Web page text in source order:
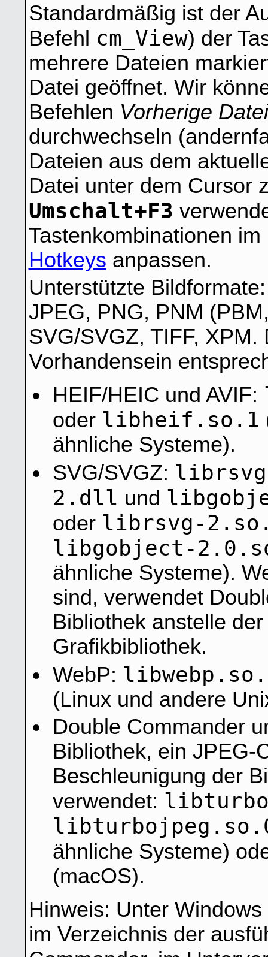
Standardmäßig ist der
Befehl cm_View) der
mehrere Dateien
Datei geöffnet. Wir
Befehlen Vorherige Datei
durchwechseln
Dateien aus dem
Datei unter dem Cursor
Umschalt+F3
Tastenkombinationen
Hotkeys anpassen.
Unterstützte
JPEG, PNG, PNM
SVG/SVGZ, TIFF,
Vorhandensein
HEIF/HEIC und AVIF:
oder libheif.so.1
ähnliche Systeme).
SVG/SVGZ:
2.dll und
oder librsvg-
libgobject-
ähnliche Systeme).
sind, verwendet
Bibliothek anstelle
Grafikbibliothek.
WebP:
(Linux und andere
Double Commander
Bibliothek, ein JPEG-
Beschleunigung der
verwendet:
ähnliche Systeme)
(macOS).
Hinweis: Unter
im Verzeichnis der